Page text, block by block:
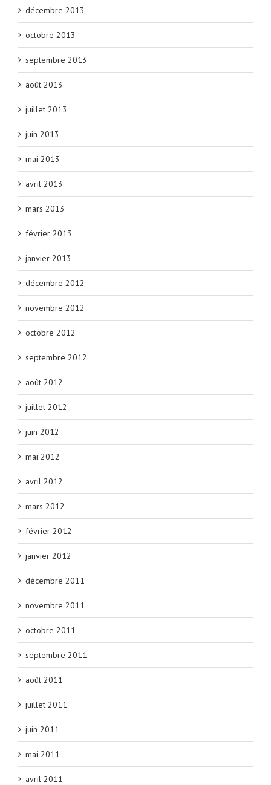
décembre 2013
octobre 2013
septembre 2013
août 2013
juillet 2013
juin 2013
mai 2013
avril 2013
mars 2013
février 2013
janvier 2013
décembre 2012
novembre 2012
octobre 2012
septembre 2012
août 2012
juillet 2012
juin 2012
mai 2012
avril 2012
mars 2012
février 2012
janvier 2012
décembre 2011
novembre 2011
octobre 2011
septembre 2011
août 2011
juillet 2011
juin 2011
mai 2011
avril 2011